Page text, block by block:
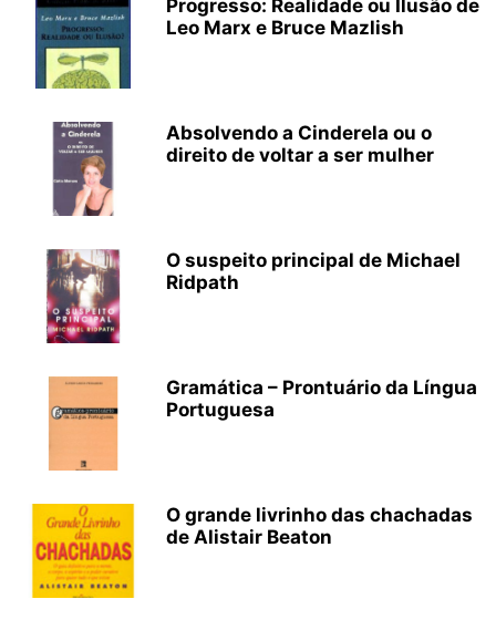
Progresso: Realidade ou Ilusão de
Leo Marx e Bruce Mazlish
Absolvendo a Cinderela ou o
direito de voltar a ser mulher
O suspeito principal de Michael
Ridpath
Gramática – Prontuário da Língua
Portuguesa
O grande livrinho das chachadas
de Alistair Beaton